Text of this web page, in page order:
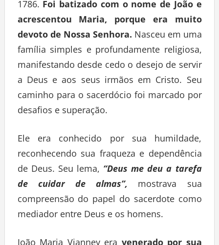
1786. Foi batizado com o nome de João e
acrescentou Maria, porque era muito
devoto de Nossa Senhora. Nasceu em uma
família simples e profundamente religiosa,
manifestando desde cedo o desejo de servir
a Deus e aos seus irmãos em Cristo. Seu
caminho para o sacerdócio foi marcado por
desafios e superação.
Ele era conhecido por sua humildade,
reconhecendo sua fraqueza e dependência
de Deus. Seu lema, “Deus me deu a tarefa
de cuidar de almas”, mostrava sua
compreensão do papel do sacerdote como
mediador entre Deus e os homens.